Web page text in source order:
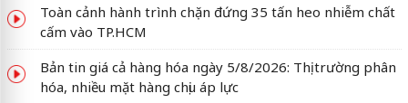
Toàn cảnh hành trình chặn đứng 35 tấn heo nhiễm chất
cấm vào TP.HCM
Bản tin giá cả hàng hóa ngày 5/8/2026: Thị trường phân
hóa, nhiều mặt hàng chịu áp lực